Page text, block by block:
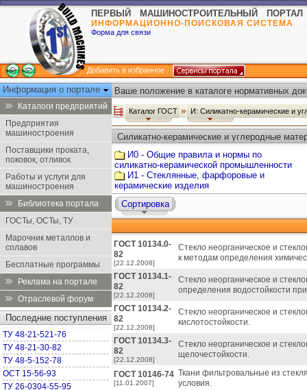
ПЕРВЫЙ МАШИНОСТРОИТЕЛЬНЫЙ ПОРТАЛ
ИНФОРМАЦИОННО-ПОИСКОВАЯ СИСТЕМА
Форма для связи
Добавить в избранное
Информация о портале
Каталоги предприятий
Предприятия
машиностроения
Поставщики проката,
поковок, отливок
Работы и услуги для
машиностроения
Библиотека портала
ГОСТы, ОСТы, ТУ
Марочник металлов и
сплавов
Бесплатные программы
Реклама на портале
Отраслевой форум
Последние поступления
ТУ 48-21-521-76
ТУ 48-21-30-82
ТУ 48-5-152-78
ОСТ 15-56-93
ТУ 26-0304-55-95
Ваше положение в каталоге нормативных
Каталог ГОСТ И: Силикатно-керамические и
Силикатно-керамические и углеродные
И0 - Общие правила и нормы по
силикатно-керамической промышленности
И1 - Стеклянные, фарфоровые и
керамические изделия
Сортировка
ГОСТ 10134.0-
82
[22.12.2008]
Стекло неорганическое и
к методам определения
ГОСТ 10134.1-
82
[22.12.2008]
Стекло неорганическое и
определения водостойкости
ГОСТ 10134.2-
82
[22.12.2008]
Стекло неорганическое и
кислотостойкости.
ГОСТ 10134.3-
82
[22.12.2008]
Стекло неорганическое и
щелочестойкости.
ГОСТ 10146-74
[11.01.2007]
Ткани фильтровальные из
условия.